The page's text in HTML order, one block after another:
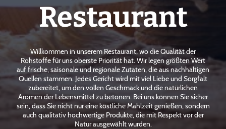
Restaurant
Willkommen in unserem Restaurant, wo die Qualität der
Rohstoffe für uns oberste Priorität hat. Wir legen größten Wert
auf frische, saisonale und regionale Zutaten, die aus nachhaltigen
Quellen stammen. Jedes Gericht wird mit viel Liebe und Sorgfalt
zubereitet, um den vollen Geschmack und die natürlichen
Aromen der Lebensmittel zu betonen. Bei uns können Sie sicher
sein, dass Sie nicht nur eine köstliche Mahlzeit genießen, sondern
auch qualitativ hochwertige Produkte, die mit Respekt vor der
Natur ausgewählt wurden.